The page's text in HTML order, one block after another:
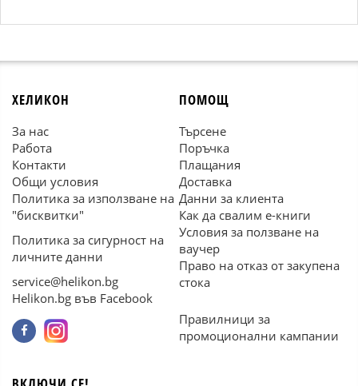
ХЕЛИКОН
За нас
Работа
Контакти
Общи условия
Политика за използване на
"бисквитки"
Политика за сигурност на
личните данни
service@helikon.bg
Helikon.bg във Facebook
ПОМОЩ
Търсене
Поръчка
Плащания
Доставка
Данни за клиента
Как да свалим е-книги
Условия за ползване на
ваучер
Право на отказ от закупена
стока
Правилници за
промоционални кампании